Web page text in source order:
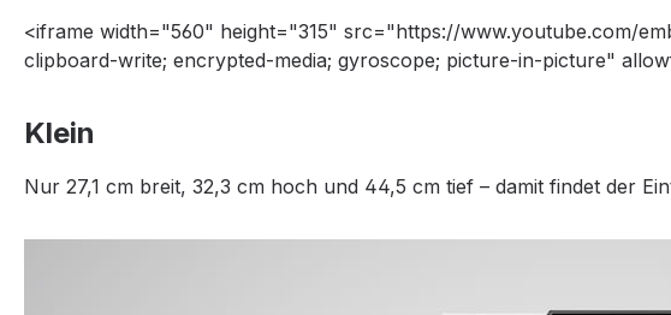
<iframe width="560" height="315" src="https://www.youtube.com/
clipboard-write; encrypted-media; gyroscope; picture-in-picture"
Klein
Nur 27,1 cm breit, 32,3 cm hoch und 44,5 cm tief – damit findet der